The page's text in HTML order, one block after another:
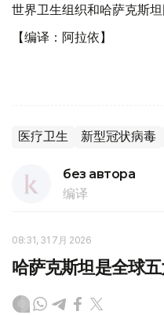
世界卫生组织和哈萨克斯坦
【编译：阿拉依】
医疗卫生 新型冠状病毒
без автора
编译
08:31, 31 7月 2026
哈萨克斯坦是全球